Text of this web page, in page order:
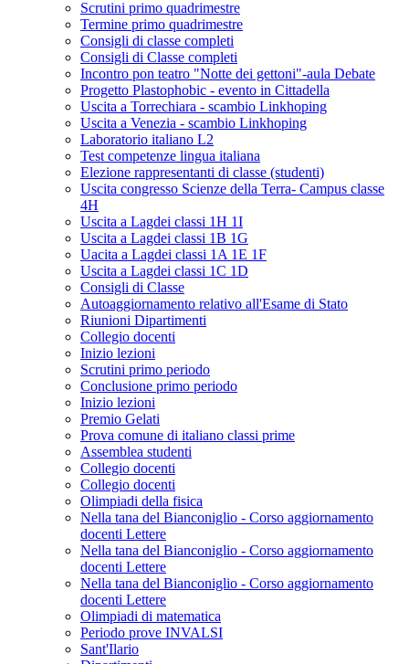
Scrutini primo quadrimestre
Termine primo quadrimestre
Consigli di classe completi
Consigli di Classe completi
Incontro pon teatro "Notte dei gettoni"-aula Debate
Progetto Plastophobic - evento in Cittadella
Uscita a Torrechiara - scambio Linkhoping
Uscita a Venezia - scambio Linkhoping
Laboratorio italiano L2
Test competenze lingua italiana
Elezione rappresentanti di classe (studenti)
Uscita congresso Scienze della Terra- Campus classe
4H
Uscita a Lagdei classi 1H 1I
Uscita a Lagdei classi 1B 1G
Uacita a Lagdei classi 1A 1E 1F
Uscita a Lagdei classi 1C 1D
Consigli di Classe
Autoaggiornamento relativo all'Esame di Stato
Riunioni Dipartimenti
Collegio docenti
Inizio lezioni
Scrutini primo periodo
Conclusione primo periodo
Inizio lezioni
Premio Gelati
Prova comune di italiano classi prime
Assemblea studenti
Collegio docenti
Collegio docenti
Olimpiadi della fisica
Nella tana del Bianconiglio - Corso aggiornamento
docenti Lettere
Nella tana del Bianconiglio - Corso aggiornamento
docenti Lettere
Nella tana del Bianconiglio - Corso aggiornamento
docenti Lettere
Olimpiadi di matematica
Periodo prove INVALSI
Sant'Ilario